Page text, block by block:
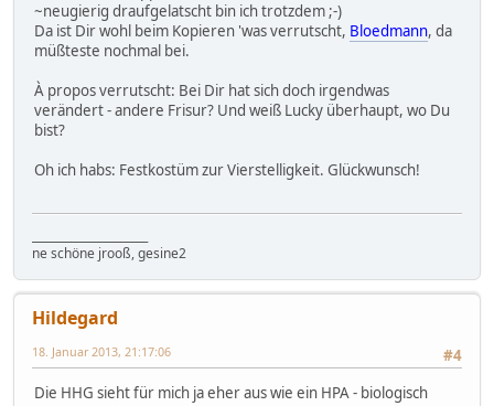
~neugierig draufgelatscht bin ich trotzdem ;-)
Da ist Dir wohl beim Kopieren 'was verrutscht, Bloedmann, da
müßteste nochmal bei.
À propos verrutscht: Bei Dir hat sich doch irgendwas
verändert - andere Frisur? Und weiß Lucky überhaupt, wo Du
bist?
Oh ich habs: Festkostüm zur Vierstelligkeit. Glückwunsch!
ne schöne jrooß, gesine2
Hildegard
#4
18. Januar 2013, 21:17:06
Die HHG sieht für mich ja eher aus wie ein HPA - biologisch